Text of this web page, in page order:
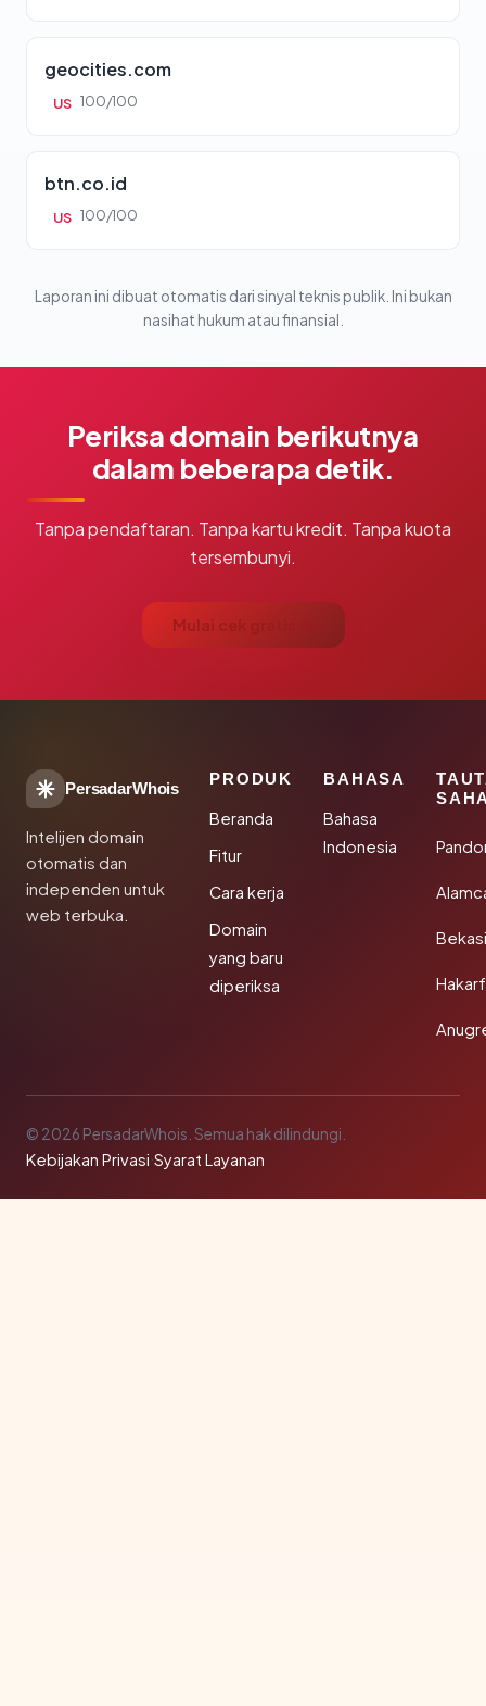
geocities.com
US 100/100
btn.co.id
US 100/100
Laporan ini dibuat otomatis dari sinyal teknis publik. Ini bukan
nasihat hukum atau finansial.
Periksa domain berikutnya
dalam beberapa detik.
Tanpa pendaftaran. Tanpa kartu kredit. Tanpa kuota
tersembunyi.
Mulai cek gratis →
PersadarWhois
Intelijen domain
otomatis dan
independen untuk
web terbuka.
PRODUK
Beranda
Fitur
Cara kerja
Domain
yang baru
diperiksa
BAHASA
Bahasa
Indonesia
© 2026 PersadarWhois. Semua hak dilindungi.
Kebijakan Privasi·Syarat Layanan